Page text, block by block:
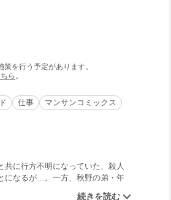
を行う予定があります。
ら 。
仕事 マンサンコミックス
に行方不明になっていた、殺人
になるが…。一方、秋野の弟・年